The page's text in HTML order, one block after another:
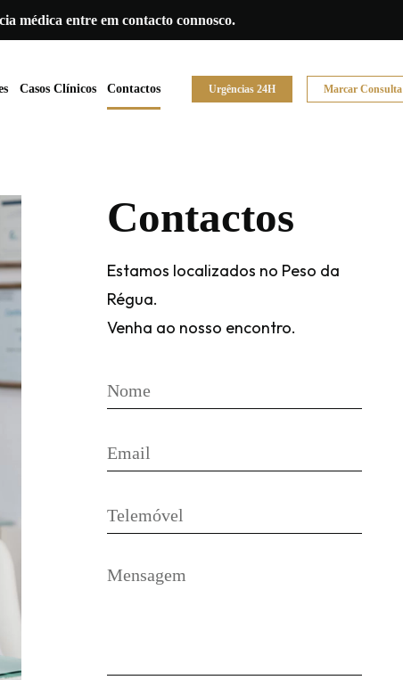
médica entre em contacto connosco.
Casos Clínicos Contactos Urgências 24H Marcar Consulta
Contactos
Estamos localizados no Peso da
Régua.
Venha ao nosso encontro.